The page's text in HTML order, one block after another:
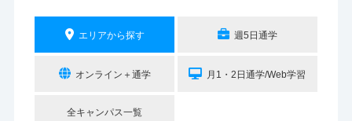
エリアから探す 週5日通学
オンライン＋通学 月1・2日通学/Web学習
全キャンパス一覧